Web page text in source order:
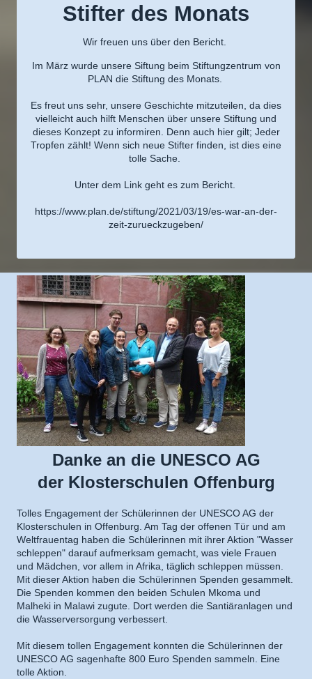
Stifter des Monats
Wir freuen uns über den Bericht.
Im März wurde unsere Siftung beim Stiftungzentrum von
PLAN die Stiftung des Monats.
Es freut uns sehr, unsere Geschichte mitzuteilen, da dies
vielleicht auch hilft Menschen über unsere Stiftung und
dieses Konzept zu informiren. Denn auch hier gilt; Jeder
Tropfen zählt! Wenn sich neue Stifter finden, ist dies eine
tolle Sache.
Unter dem Link geht es zum Bericht.
https://www.plan.de/stiftung/2021/03/19/es-war-an-der-
zeit-zurueckzugeben/
Danke an die UNESCO AG
der Klosterschulen Offenburg
Tolles Engagement der Schülerinnen der UNESCO AG der
Klosterschulen in Offenburg. Am Tag der offenen Tür und am
Weltfrauentag haben die Schülerinnen mit ihrer Aktion "Wasser
schleppen" darauf aufmerksam gemacht, was viele Frauen
und Mädchen, vor allem in Afrika, täglich schleppen müssen.
Mit dieser Aktion haben die Schülerinnen Spenden gesammelt.
Die Spenden kommen den beiden Schulen Mkoma und
Malheki in Malawi zugute. Dort werden die Santiäranlagen und
die Wasserversorgung verbessert.
Mit diesem tollen Engagement konnten die Schülerinnen der
UNESCO AG sagenhafte 800 Euro Spenden sammeln. Eine
tolle Aktion.